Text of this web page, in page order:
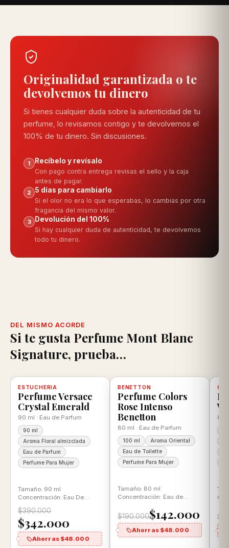
recomendamos las opciones que más se ajustan a ti.
Originalidad garantizada o te
devolvemos tu dinero
Si tienes cualquier duda sobre la autenticidad de tu
perfume, lo revisamos contigo y te devolvemos el
100% de tu dinero. Sin discusiones.
1 Recíbelo y revísalo
Con pago contra entrega revisas el sello y la caja
antes de pagar.
2 5 días para cambiarlo
Si el olor no era lo que esperabas, lo cambias por otra
fragancia del mismo valor.
3 Devolución del 100%
Si hay cualquier duda de autenticidad, te devolvemos
todo tu dinero.
DEL MISMO ACORDE
Si te gusta Perfume Mont Blanc
Signature, prueba…
Disponible, con descuentoDisponible, con descuento
-12%
ESTUCHERIA
Perfume Versace
Crystal Emerald
90 ml · Eau de Parfum
90 ml
Aroma Floral almizclada
Eau de Parfum
Perfume Para Mujer
Tamaño: 90 ml
Concentración: Eau De
Parfum Aroma: Floral
almizclada
$390.000
$342.000
Ahorras $48.000
-25%
BENETTON
Perfume Colors
Rose Intenso
Benetton
80 ml · Eau de Parfum
100 ml
Aroma Oriental
Eau de Toilette
Perfume Para Mujer
Tamaño: 80 ml
Concentración: Eau de
Gourmand
$190.000$142.000
Ahorras $48.000
80